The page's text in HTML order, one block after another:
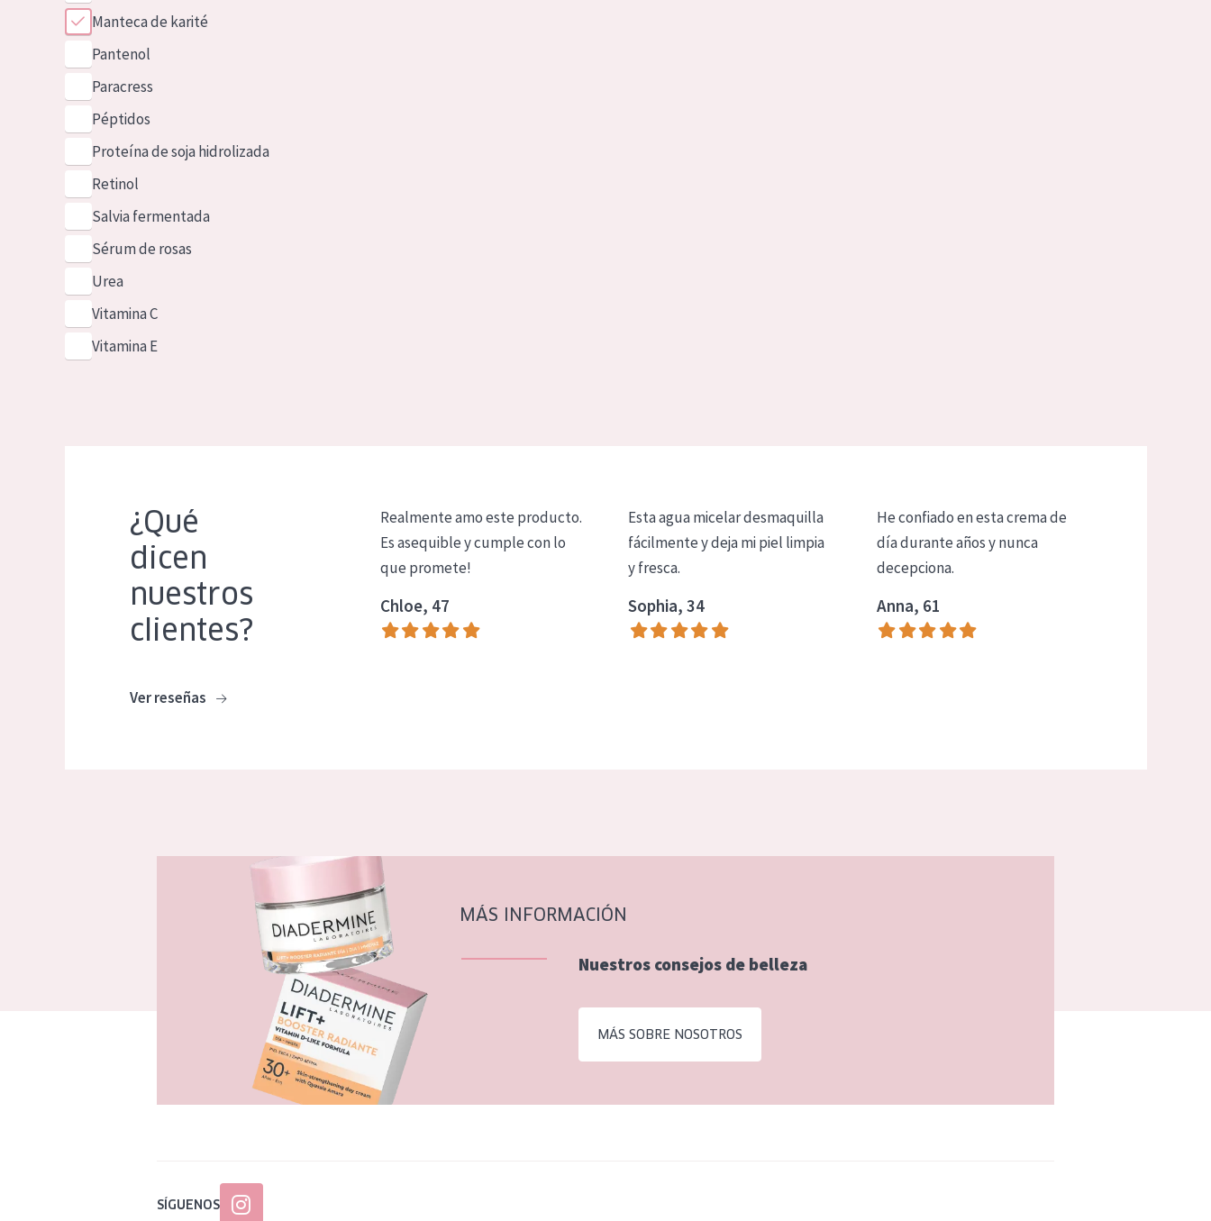
Manteca de karité
Pantenol
Paracress
Péptidos
Proteína de soja hidrolizada
Retinol
Salvia fermentada
Sérum de rosas
Urea
Vitamina C
Vitamina E
¿Qué
dicen
nuestros
clientes?
Ver reseñas
Realmente amo este producto.
Es asequible y cumple con lo
que promete!
Chloe, 47
Esta agua micelar desmaquilla
fácilmente y deja mi piel limpia
y fresca.
Sophia, 34
He confiado en esta crema de
día durante años y nunca
decepciona.
Anna, 61
MÁS INFORMACIÓN
Nuestros consejos de belleza
MÁS SOBRE NOSOTROS
SÍGUENOS